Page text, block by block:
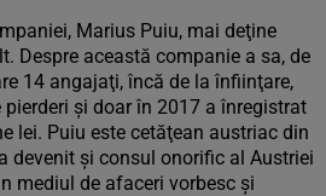
Marius Puiu, mai deţine
Despre această companie a sa, de
14 angajaţi, încă de la înfiinţare,
şi doar în 2017 a înregistrat
lei. Puiu este cetăţean austriac din
devenit şi consul onorific al Austriei
mediul de afaceri vorbesc și